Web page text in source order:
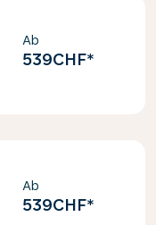
Ab
539CHF*
Ab
539CHF*